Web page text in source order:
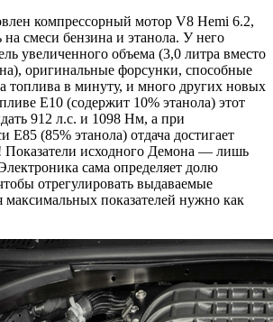
компрессорный мотор V8 Hemi 6.2,
на смеси бензина и этанола. У него
увеличенного объема (3,0 литра вместо
оригинальные форсунки, способные
топлива в минуту, и много других новых
E10 (содержит 10% этанола) этот
912 л.с. и 1098 Нм, а при
E85 (85% этанола) отдача достигает
Показатели исходного Демона — лишь
сама определяет долю
отрегулировать выдаваемые
максимальных показателей нужно как